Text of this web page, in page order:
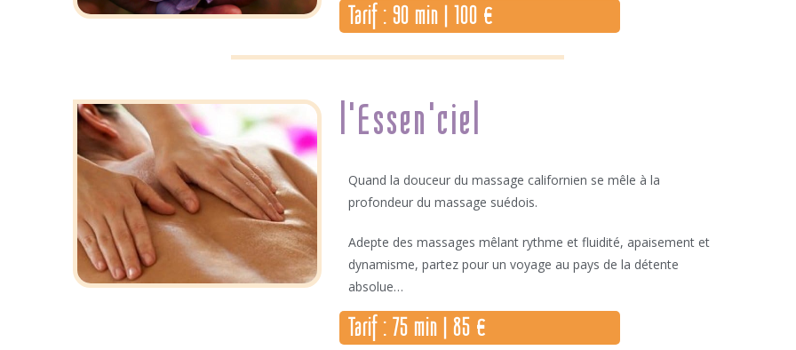
Tarif : 90 min | 100 €
l'Essen'ciel
Quand la douceur du massage californien se mêle à la
profondeur du massage suédois.
Adepte des massages mêlant rythme et fluidité, apaisement et
dynamisme, partez pour un voyage au pays de la détente
absolue…
Tarif : 75 min | 85 €